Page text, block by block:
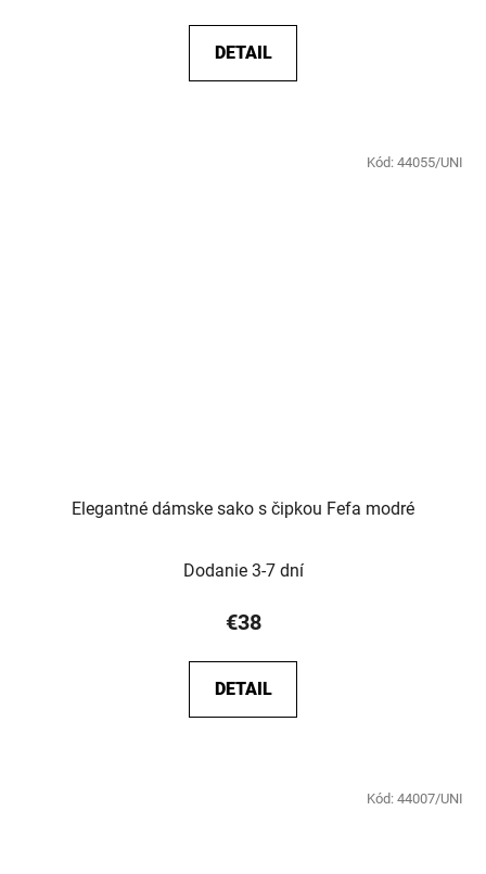
DETAIL
Elegantné dámske sako s čipkou Fefa modré
Dodanie 3-7 dní
€38
DETAIL
Kód: 44055/UNI
Kód: 44007/UNI